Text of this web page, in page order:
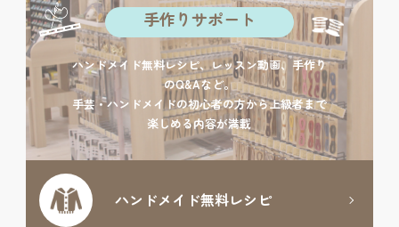
手作りサポート
ハンドメイド無料レシピ、レッスン動画、手作り
のQ&Aなど。
手芸・ハンドメイドの初心者の方から上級者まで
楽しめる内容が満載
ハンドメイド無料レシピ